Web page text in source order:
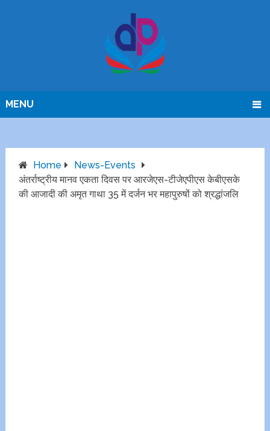
MENU
Home
News-Events
अंतर्राष्ट्रीय मानव एकता दिवस पर आरजेएस-टीजेएपीएस केबीएसके
की आजादी की अमृत गाथा 35 में दर्जन भर महापुरुषों को श्रद्धांजलि